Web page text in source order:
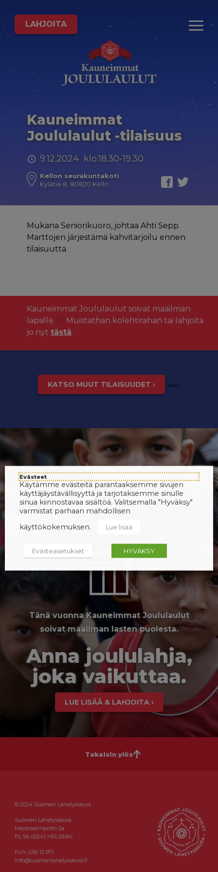
LAHJOITA
Kauneimmat
Joululaulut -tilaisuus
9.12.2024 klo:18.30-19.30
Kellon seurakuntakoti
Kylätie 8, 80820 Kello
Mukana Seniorikuoro, johtaa Ahti Sepp.
Marttojen järjestämä kahvitarjoilu ennen
tilaisuutta.
Kauneimmat Joululaulut soivat maailman
lapsille
Muistathan kolehtirahan tai lahjoita
jo nyt tästä.
KATSO MUUT TILAISUUDET › inspis
Tänä vuonna Kauneimmat Joululaulut
soivat maailman lasten puolesta.
Anna joululahja,
joka vaikuttaa.
LUE LISÄÄ & LAHJOITA ›
Takaisin ylös
© 2024 Suomen Lähetysseura
Suomen Lähetysseura
Maistraatinportti 2a
PL 56, 00241 HELSINKI
Puh. (09) 12 971
info@suomenlahetysseura.fi
Evästeet
Käytämme evästeitä parantaaksemme sivujen
käyttäjäystävällisyyttä ja tarjotaksemme sinulle
sinua kiinnostavaa sisältöä. Valitsemalla "Hyväksy"
varmistat parhaan mahdollisen
käyttökokemuksen.
Lue lisää
Evästeasetukset HYVÄKSY